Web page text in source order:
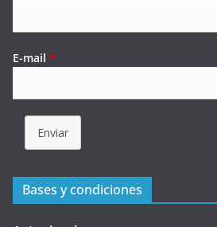
E-mail *
Enviar
Bases y condiciones